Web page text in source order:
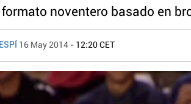
formato noventero basado en
16 May 2014 - 12:20 CET